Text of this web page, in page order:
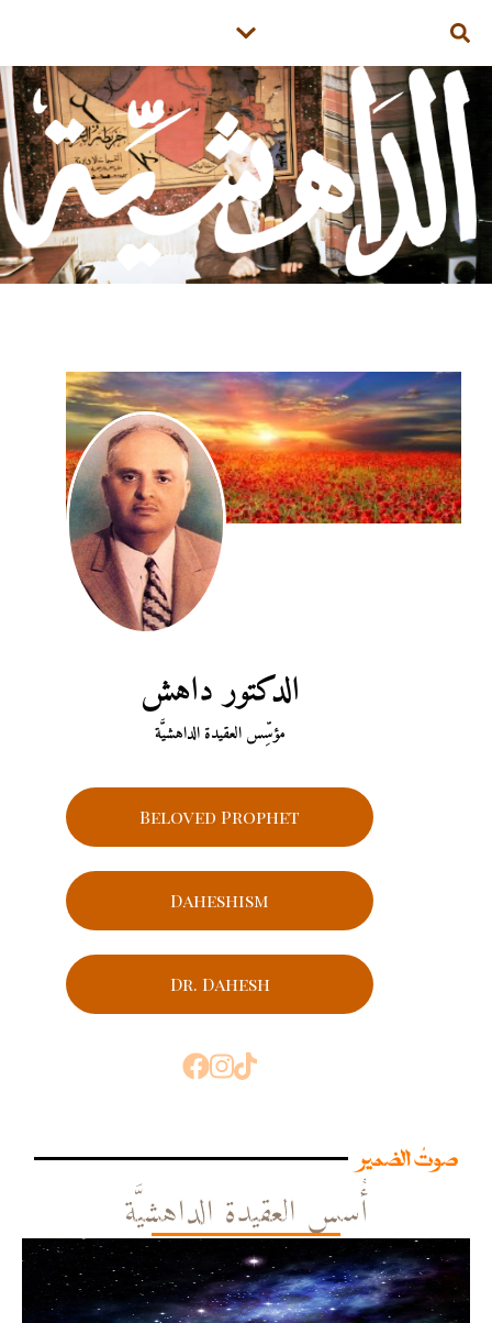
الدكتور داهش
مؤسِّس العقيدة الداهشيَّة
Beloved Prophet
Daheshism
Dr. Dahesh
صوتُ الضمير
أُسس العقيدة الداهشيَّة